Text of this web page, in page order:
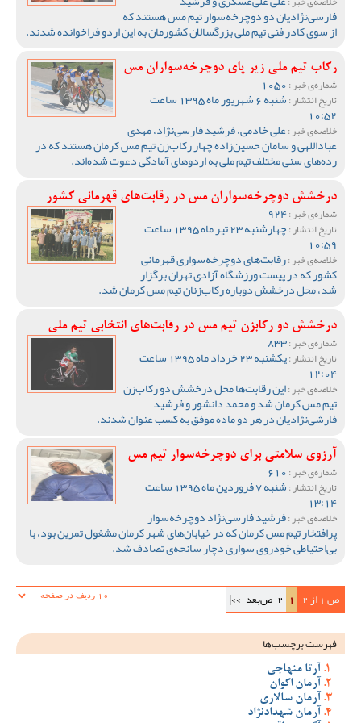
فارسی‌نژادیان دو دوچرخه‌سوار تیم مس هستند که
از سوی کادر فنی تیم ملی بزرگسالان کشورمان به این اردو فراخوانده شدند.
رکاب تیم ملی زیر پای دوچرخه‌سواران مس
شماره‌ی خبر :
تاریخ انتشار : شنبه 6 شهریور ماه 1395 ساعت
10:52
خلاصه‌ی خبر :علی خادمی، فرشید فارسی‌نژاد، مهدی
عباداللهی و سامان حسین‌زاده چهار رکاب‌زن تیم مس کرمان هستند که در
رده‌های سنی مختلف تیم ملی به اردوهای آمادگی دعوت شده‌اند.
درخشش دوچرخه‌سواران مس در رقابت‌های قهرمانی کشور
شماره‌ی خبر :
تاریخ انتشار : چهارشنبه 23 تیر ماه 1395 ساعت
10:59
خلاصه‌ی خبر :رقابت‌های دوچرخه‌سواری قهرمانی
کشور که در پیست ورزشگاه آزادی تهران برگزار
شد، محل درخشش دوباره رکاب‌زنان تیم مس کرمان شد.
درخشش دو رکابزن تیم مس در رقابت‌های انتخابی تیم ملی
شماره‌ی خبر :
تاریخ انتشار : یکشنبه 23 خرداد ماه 1395 ساعت
12:04
خلاصه‌ی خبر :این رقابت‌ها محل درخشش دو رکاب‌زن
تیم مس کرمان شد و محمد دانشور و فرشید
فارشی‌نژادیان در هر دو ماده موفق به کسب عنوان شدند.
آرزوی سلامتی برای دوچرخه‌سوار تیم مس
شماره‌ی خبر :
تاریخ انتشار : شنبه 7 فروردین ماه 1395 ساعت
13:14
خلاصه‌ی خبر :فرشید فارسی‌نژاد دوچرخه‌سوار
پرافتخار تیم مس کرمان که در خیابان‌های شهر کرمان مشغول تمرین بود، با
بی‌احتیاطی خودروی سواری دچار سانحه‌ی تصادف شد.
ص 1 از 2 1
2 ص‌بعد >>|
فهرست برچسب‌ها
آرتا منهاجی
آرمان اکوان
آرمان سالاری
آرمان شهدادنژاد